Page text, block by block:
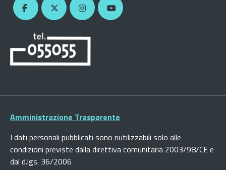
Amministrazione Trasparente
I dati personali pubblicati sono riutilizzabili solo alle
condizioni previste dalla direttiva comunitaria 2003/98/CE e
dal d.lgs. 36/2006